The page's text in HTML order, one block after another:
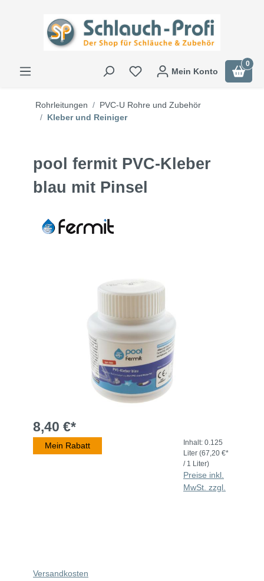
Mein Konto
0
Rohrleitungen
PVC-U Rohre und Zubehör
Kleber und Reiniger
pool fermit PVC-Kleber
blau mit Pinsel
8,40 €*
Mein Rabatt Inhalt: 0.125
Liter (67,20 €*
/ 1 Liter)
Preise inkl.
MwSt. zzgl.
Versandkosten